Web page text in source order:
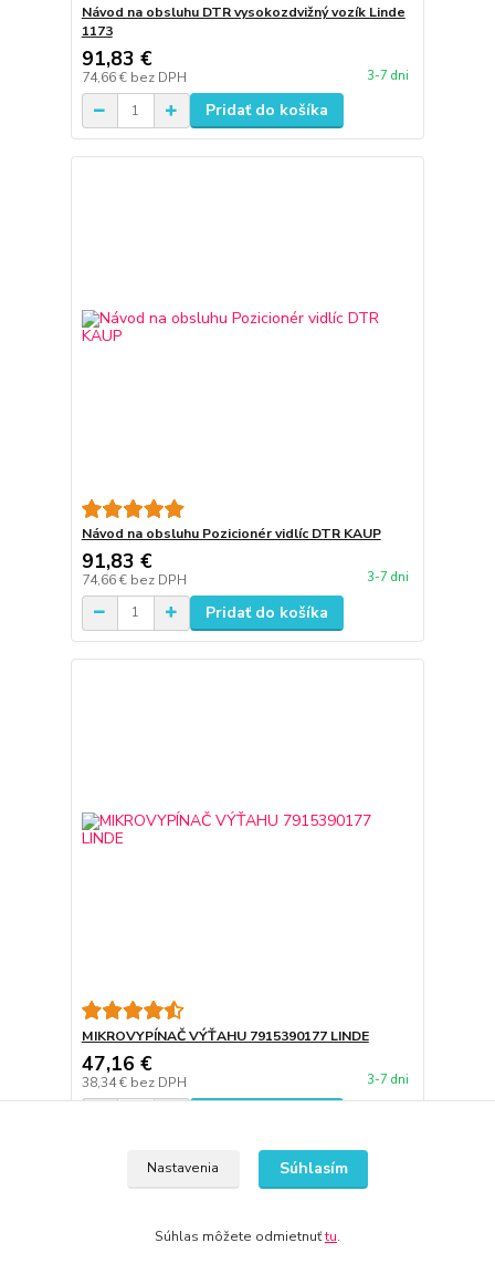
Návod na obsluhu DTR vysokozdvižný vozík Linde
1173
91,83 €
74,66 € bez DPH 3-7 dni
Pridať do košíka
Návod na obsluhu Pozicionér vidlíc DTR KAUP
91,83 €
74,66 € bez DPH 3-7 dni
Pridať do košíka
MIKROVYPÍNAČ VÝŤAHU 7915390177 LINDE
47,16 €
38,34 € bez DPH 3-7 dni
Nastavenia Súhlasím
Súhlas môžete odmietnuťtu.